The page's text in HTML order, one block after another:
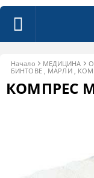
Начало МЕДИЦИНА
БИНТОВЕ , МАРЛИ ,
КОМПРЕС